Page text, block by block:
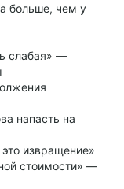
больше, чем у
слабая» —
напасть на
извращение»
стоимости» —